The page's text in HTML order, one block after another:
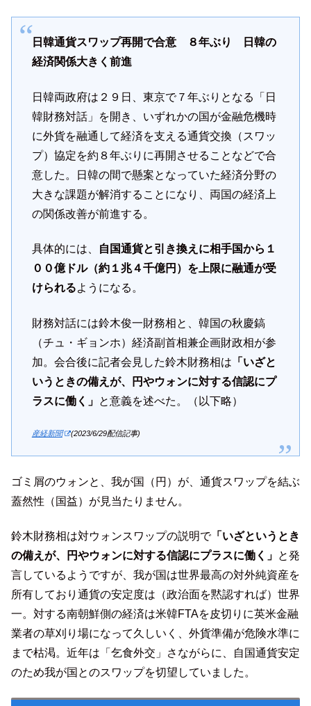
日韓通貨スワップ再開で合意 ８年ぶり 日韓の
経済関係大きく前進
日韓両政府は２９日、東京で７年ぶりとなる「日
韓財務対話」を開き、いずれかの国が金融危機時
に外貨を融通して経済を支える通貨交換（スワッ
プ）協定を約８年ぶりに再開させることなどで合
意した。日韓の間で懸案となっていた経済分野の
大きな課題が解消することになり、両国の経済上
の関係改善が前進する。
具体的には、
自国通貨と引き換えに相手国から１
００億ドル（約１兆４千億円）を上限に融通が受
けられるようになる。
財務対話には鈴木俊一財務相と、韓国の秋慶鎬
（チュ・ギョンホ）経済副首相兼企画財政相が参
加。会合後に記者会見した鈴木財務相は 「いざと
いうときの備えが、円やウォンに対する信認にプ
ラスに働く」 と意義を述べた。（以下略）
産経新聞 (2023/6/29配信記事)
ゴミ屑のウォンと、我が国（円）が、通貨スワップを結ぶ
蓋然性（国益）が見当たりません。
鈴木財務相は対ウォンスワップの説明で「いざというとき
の備えが、円やウォンに対する信認にプラスに働く」 と発
言しているようですが、我が国は世界最高の対外純資産を
所有しており通貨の安定度は（政治面を黙認すれば）世界
一。対する南朝鮮側の経済は米韓FTAを皮切りに英米金融
業者の草刈り場になって久しいく、外貨準備が危険水準に
まで枯渇。近年は「乞食外交」さながらに、自国通貨安定
のため我が国とのスワップを切望していました。